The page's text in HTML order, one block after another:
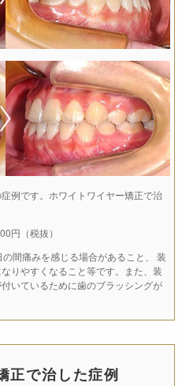
例です。ホワイトワイヤー矯正で治
円（税抜）
間痛みを感じる場合があること、 装
りやすくなること等です。また、装
いているために歯のブラッシングが
正で治した症例